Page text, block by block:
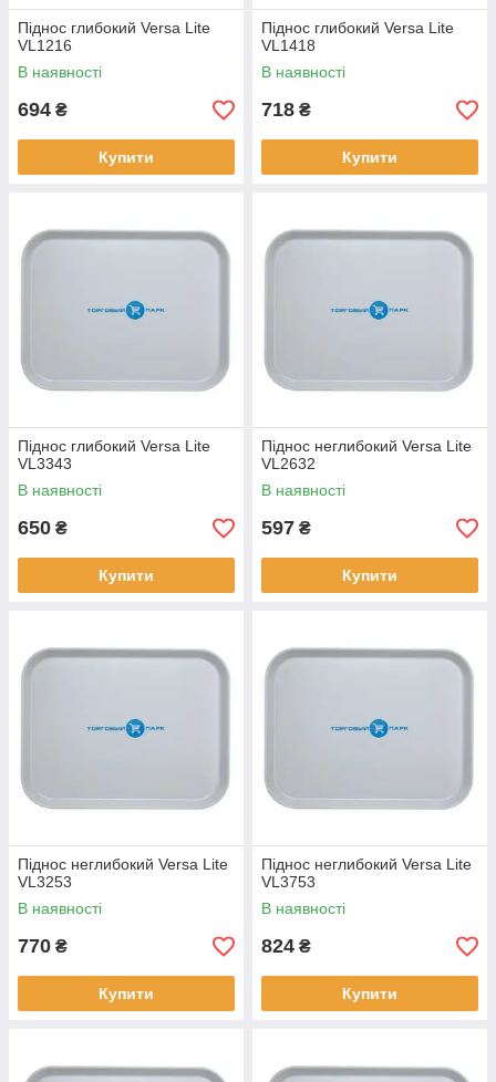
Піднос глибокий Versa Lite
VL1216
В наявності
694 ₴
Купити
Піднос глибокий Versa Lite
VL1418
В наявності
718 ₴
Купити
Піднос глибокий Versa Lite
VL3343
В наявності
650 ₴
Купити
Піднос неглибокий Versa Lite
VL2632
В наявності
597 ₴
Купити
Піднос неглибокий Versa Lite
VL3253
В наявності
770 ₴
Купити
Піднос неглибокий Versa Lite
VL3753
В наявності
824 ₴
Купити